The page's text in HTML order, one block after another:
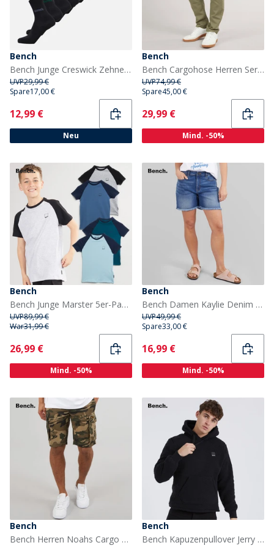
Bench
Bench Junge Creswick Zehnerpack Anzugsocken Schwarz
UVP29,99 €
Spare17,00 €
Current
12,99 €
Neu
Bench
Bench Cargohose Herren Sergei Twill Hell Khaki
UVP74,99 €
Spare45,00 €
Current
29,99 €
Mind. -50%
Bench
Bench Junge Marster 5er-Pack T-Shirts Grau Meliert / Eis / Krickente / Weiß / Schiefer Blau
UVP89,99 €
War31,99 €
Current
26,99 €
Mind. -50%
Bench
Bench Damen Kaylie Denim Shorts Mittelblau
UVP49,99 €
Spare33,00 €
Current
16,99 €
Mind. -50%
Bench
Bench Herren Noahs Cargo Shorts Khaki Camo
Bench
Bench Kapuzenpullover Jerry Schwarz Herren